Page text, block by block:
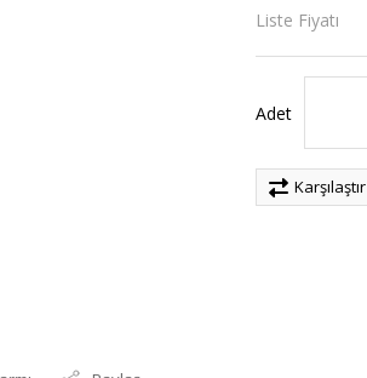
Liste Fiyatı
Adet
Karşılaştır